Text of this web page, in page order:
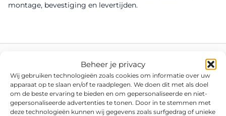
Beheer je privacy
Wij gebruiken technologieën zoals cookies om informatie over uw
apparaat op te slaan en/of te raadplegen. We doen dit met als doel
om de beste ervaring te bieden en om gepersonaliseerde en niet-
gepersonaliseerde advertenties te tonen. Door in te stemmen met
deze technologieën kunnen wij gegevens zoals surfgedrag of unieke
montage, bevestiging en levertijden.